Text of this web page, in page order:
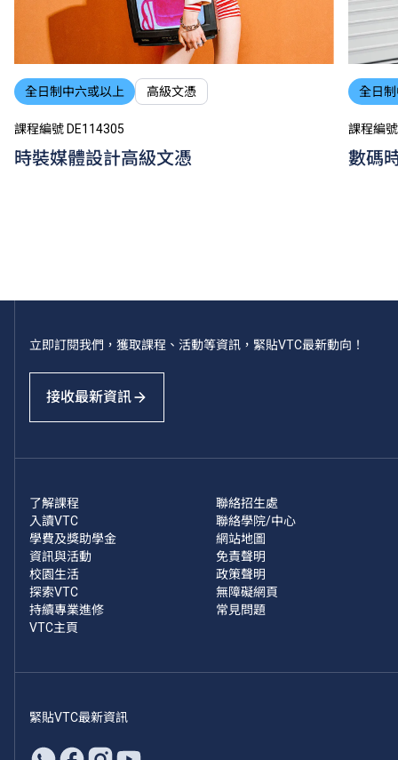
全日制中六或以上 高級文憑
課程編號 DE114305
時裝媒體設計高級文憑
全日
課程編
數碼
立即訂閱我們，獲取課程、活動等資訊，緊貼VTC最新動向！
接收最新資訊
了解課程
入讀VTC
學費及獎助學金
資訊與活動
校園生活
探索VTC
持續專業進修
VTC主頁
聯絡招生處
聯絡學院/中心
網站地圖
免責聲明
政策聲明
無障礙網頁
常見問題
緊貼VTC最新資訊